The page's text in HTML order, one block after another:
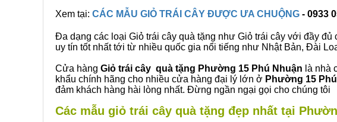
Xem tại: CÁC MẪU GIỎ TRÁI CÂY ĐƯỢC ƯA CHUỘNG - 0933
Đa dạng các loại Giỏ trái cây quà tặng như Giỏ trái cây với đầy
uy tín tốt nhất tới từ nhiều quốc gia nổi tiếng như Nhật Bản, Đài
Cửa hàng Giỏ trái cây quà tặng Phường 15 Phú Nhuận là nhà
khẩu chính hãng cho nhiều cửa hàng đại lý lớn ở Phường 15
đảm khách hàng hài lòng nhất. Đừng ngần ngại gọi cho chúng tôi
Các mẫu giỏ trái cây quà tặng đẹp nhất tại